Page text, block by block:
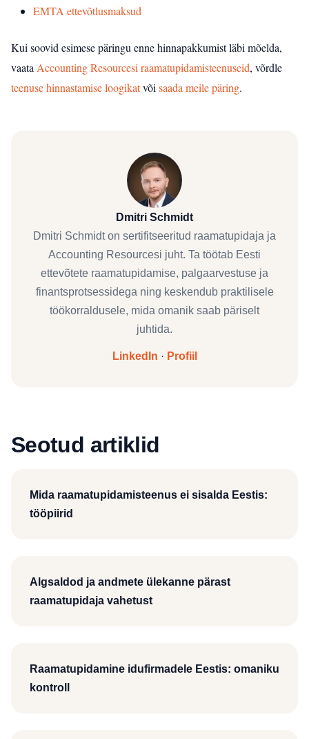
EMTA ettevõtlusmaksud
Kui soovid esimese päringu enne hinnapakkumist läbi mõelda,
vaata Accounting Resourcesi raamatupidamisteenuseid, võrdle
teenuse hinnastamise loogikatvõi saada meile päring.
Dmitri Schmidt
Dmitri Schmidt on sertifitseeritud raamatupidaja ja
Accounting Resourcesi juht. Ta töötab Eesti
ettevõtete raamatupidamise, palgaarvestuse ja
finantsprotsessidega ning keskendub praktilisele
töökorraldusele, mida omanik saab päriselt
juhtida.
LinkedIn · Profiil
Seotud artiklid
Mida raamatupidamisteenus ei sisalda Eestis:
tööpiirid
Algsaldod ja andmete ülekanne pärast
raamatupidaja vahetust
Raamatupidamine idufirmadele Eestis: omaniku
kontroll